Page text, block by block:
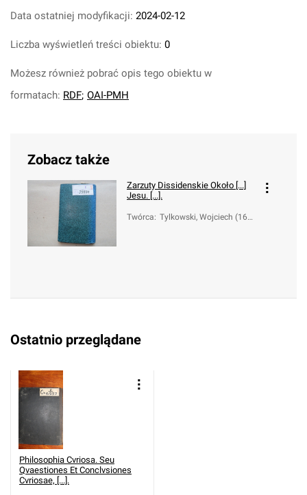
Data ostatniej modyfikacji: 2024-02-12
Liczba wyświetleń treści obiektu: 0
Możesz również pobrać opis tego obiektu w
formatach: RDF; OAI-PMH
Zobacz także
Zarzuty Dissidenskie Około [...]
Jesu. [...].
Twórca: Tylkowski, Wojciech (162
Ostatnio przeglądane
Philosophia Cvriosa. Seu
Qvaestiones Et Conclvsiones
Cvriosae, [...].